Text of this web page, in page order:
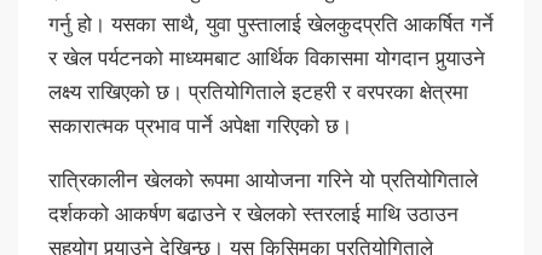
गर्नु हो। यसका साथै, युवा पुस्तालाई खेलकुदप्रति आकर्षित गर्ने
र खेल पर्यटनको माध्यमबाट आर्थिक विकासमा योगदान पुर्‍याउने
लक्ष्य राखिएको छ। प्रतियोगिताले इटहरी र वरपरका क्षेत्रमा
सकारात्मक प्रभाव पार्ने अपेक्षा गरिएको छ।
रात्रिकालीन खेलको रूपमा आयोजना गरिने यो प्रतियोगिताले
दर्शकको आकर्षण बढाउने र खेलको स्तरलाई माथि उठाउन
सहयोग पुर्‍याउने देखिन्छ। यस किसिमका प्रतियोगिताले